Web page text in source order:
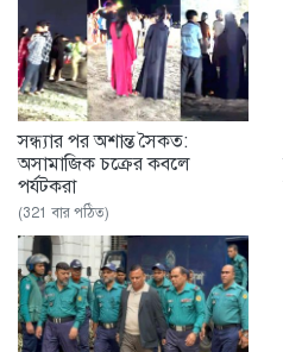
সন্ধ্যার পর অশান্ত সৈকত:
অসামাজিক চক্রের কবলে
পর্যটকরা
(321 বার পঠিত)